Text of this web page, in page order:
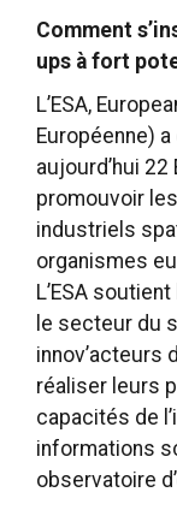
Comment
ups à fort
L’ESA,
Européenne)
aujourd’hui
promouvoir
industriels
organismes
L’ESA
le secteur du
innov’acteurs
réaliser leurs
capacités de
informations
observatoire